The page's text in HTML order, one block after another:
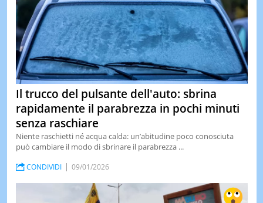
Il trucco del pulsante dell'auto: sbrina
rapidamente il parabrezza in pochi minuti
senza raschiare
Niente raschietti né acqua calda: un’abitudine poco conosciuta
può cambiare il modo di sbrinare il parabrezza ...
CONDIVIDI 09/01/2026